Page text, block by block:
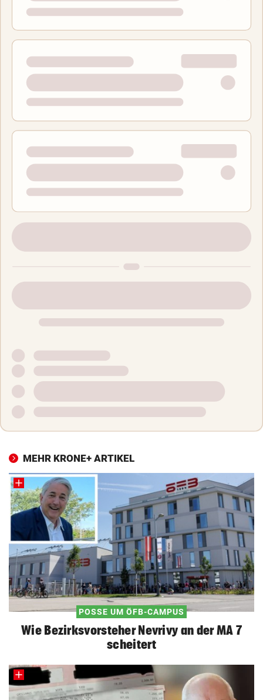
MEHR KRONE+ ARTIKEL
POSSE UM ÖFB-CAMPUS
Wie Bezirksvorsteher Nevrivy an der MA 7
scheitert